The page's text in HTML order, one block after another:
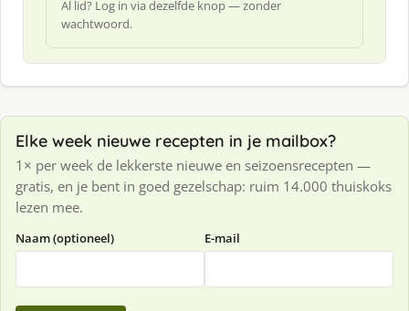
Al lid? Log in via dezelfde knop — zonder
wachtwoord.
Elke week nieuwe recepten in je mailbox?
1× per week de lekkerste nieuwe en seizoensrecepten —
gratis, en je bent in goed gezelschap: ruim 14.000 thuiskoks
lezen mee.
Naam (optioneel) E-mail